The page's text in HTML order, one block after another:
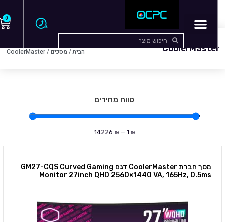
0
CoolerMaster
הבית/מסכים/ CoolerMaster
טווח מחירים
₪
1
—
₪
14226
מסך חברת CoolerMaster דגם GM27-CQS Curved Gaming
Monitor 27inch QHD 2560×1440 VA, 165Hz, 0.5ms